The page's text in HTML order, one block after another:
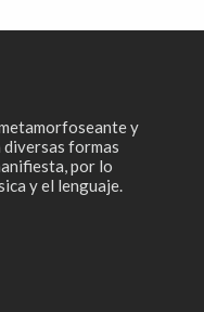
y
formas
por lo
y el lenguaje.